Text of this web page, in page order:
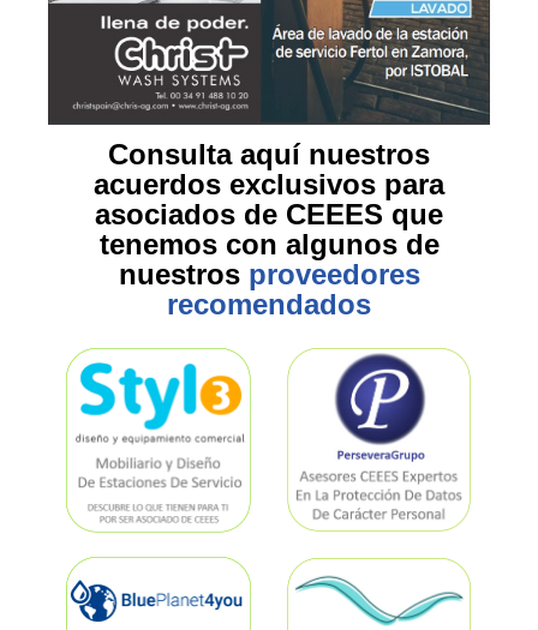
Consulta aquí nuestros
acuerdos exclusivos para
asociados de CEEES que
tenemos con algunos de
nuestros proveedores
recomendados